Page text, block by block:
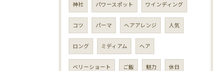
神社 パワースポット ワインディング
コツ パーマ ヘアアレンジ 人気
ロング ミディアム ヘア
ベリーショート ご飯 魅力 休日